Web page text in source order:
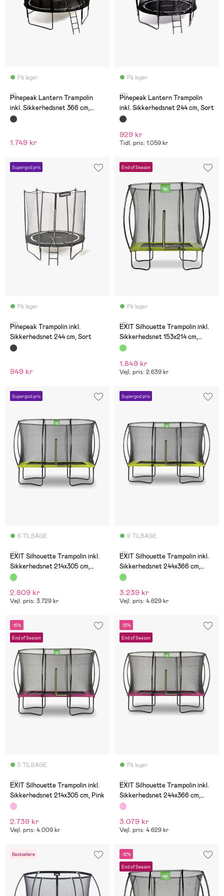
På lager
(1)
Pinepeak Lantern Trampolin
inkl. Sikkerhedsnet 366 cm,
Sort
1.749 kr
På lager
(0)
Pinepeak Lantern Trampolin
inkl. Sikkerhedsnet 244 cm, Sort
929 kr
Tidl. pris: 1.059 kr
Supergod pris
På lager
(0)
Pinepeak Trampolin inkl.
Sikkerhedsnet 244 cm, Sort
949 kr
End of Season
På lager
(0)
EXIT Silhouette Trampolin inkl.
Sikkerhedsnet 153x214 cm,
Grøn
1.849 kr
Vejl. pris: 2.639 kr
Supergod pris
6 TILBAGE
(0)
EXIT Silhouette Trampolin inkl.
Sikkerhedsnet 214x305 cm,
Grøn
2.809 kr
Vejl. pris: 3.729 kr
Supergod pris
9 TILBAGE
(0)
EXIT Silhouette Trampolin inkl.
Sikkerhedsnet 244x366 cm,
Grøn
3.239 kr
Vejl. pris: 4.629 kr
-15%
End of Season
5 TILBAGE
(0)
EXIT Silhouette Trampolin inkl.
Sikkerhedsnet 214x305 cm, Pink
2.739 kr
Vejl. pris: 4.009 kr
-13%
End of Season
På lager
(0)
EXIT Silhouette Trampolin inkl.
Sikkerhedsnet 244x366 cm,
Pink
3.079 kr
Vejl. pris: 4.629 kr
Bestsellere -12%
End of Season